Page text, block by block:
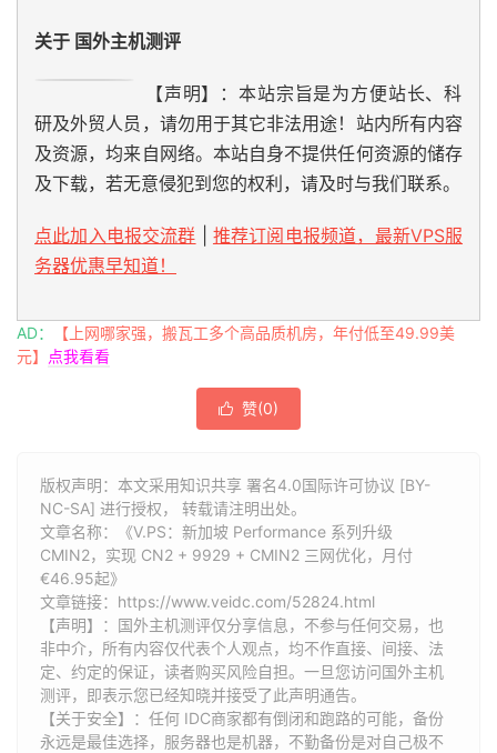
关于 国外主机测评
【声明】：本站宗旨是为方便站长、科
研及外贸人员，请勿用于其它非法用途！站内所有内容
及资源，均来自网络。本站自身不提供任何资源的储存
及下载，若无意侵犯到您的权利，请及时与我们联系。
点此加入电报交流群
推荐订阅电报频道，最新VPS服
务器优惠早知道！
AD：
【上网哪家强，搬瓦工多个高品质机房，年付低至49.99美
元】
点我看看
 赞(0)
版权声明：本文采用知识共享 署名4.0国际许可协议 [BY-
NC-SA] 进行授权， 转载请注明出处。
文章名称：《V.PS：新加坡 Performance 系列升级
CMIN2，实现 CN2 + 9929 + CMIN2 三网优化，月付
€46.95起》
文章链接： https://www.veidc.com/52824.html
【声明】：国外主机测评仅分享信息，不参与任何交易，也
非中介，所有内容仅代表个人观点，均不作直接、间接、法
定、约定的保证，读者购买风险自担。一旦您访问国外主机
测评，即表示您已经知晓并接受了此声明通告。
【关于安全】：任何 IDC商家都有倒闭和跑路的可能，备份
永远是最佳选择，服务器也是机器，不勤备份是对自己极不